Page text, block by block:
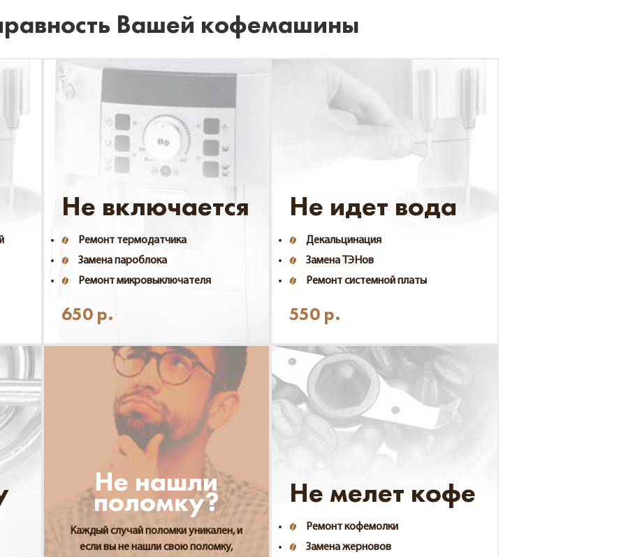
Вашей кофемашины
Не включается
Ремонт термодатчика
Замена пароблока
Ремонт микровыключателя
650р.
Не идет вода
Декальцинация
Замена ТЭНов
Ремонт системной платы
550 р.
Не нашли
поломку?
Каждый случай поломки уникален, и
если вы не нашли свою поломку,
Не мелет кофе
Ремонт кофемолки
Замена жерновов